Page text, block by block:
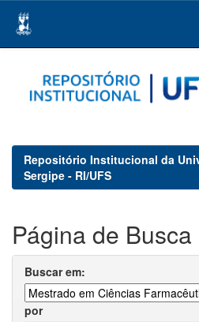
navigation
Repositório Institucional da
Sergipe - RI/UFS
Página de Busca
Buscar em:
por